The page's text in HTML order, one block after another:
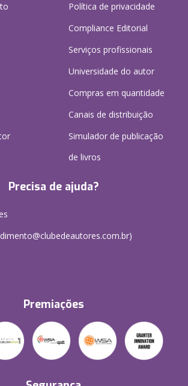
Política de privacidade
Compliance Editorial
Serviços profissionais
Universidade do autor
Compras em quantidade
Canais de distribuição
Simulador de publicação
de livros
Precisa de ajuda?
Premiações